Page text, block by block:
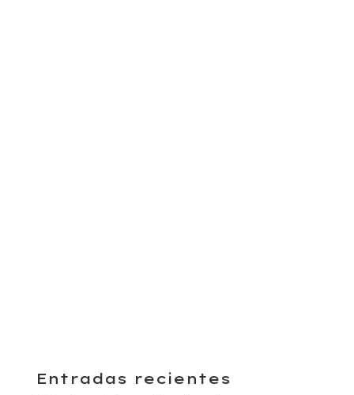
Entradas recientes